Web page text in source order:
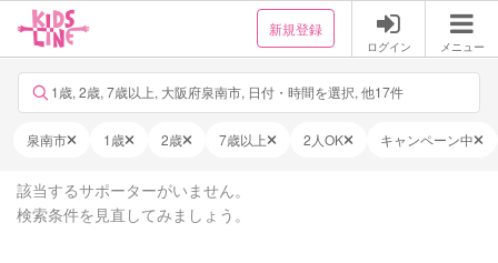
新規登録
ログイン メニュー
1歳, 2歳, 7歳以上, 大阪府泉南市, 日付・時間を選択, 他17件
泉南市 1歳 2歳 7歳以上 2人OK キャンペーン中
該当するサポーターがいません。
検索条件を見直してみましょう。